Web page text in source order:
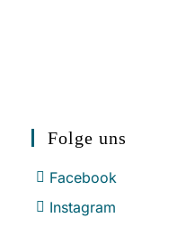
Folge uns
Facebook
Instagram